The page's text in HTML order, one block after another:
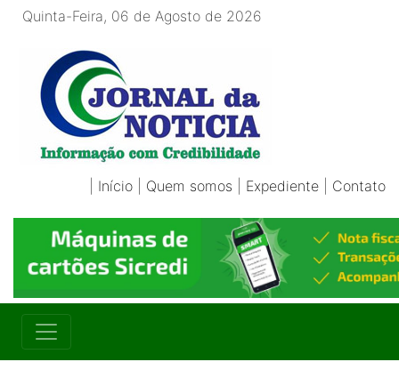
Quinta-Feira, 06 de Agosto de 2026
Início Quem somos Expediente Contato